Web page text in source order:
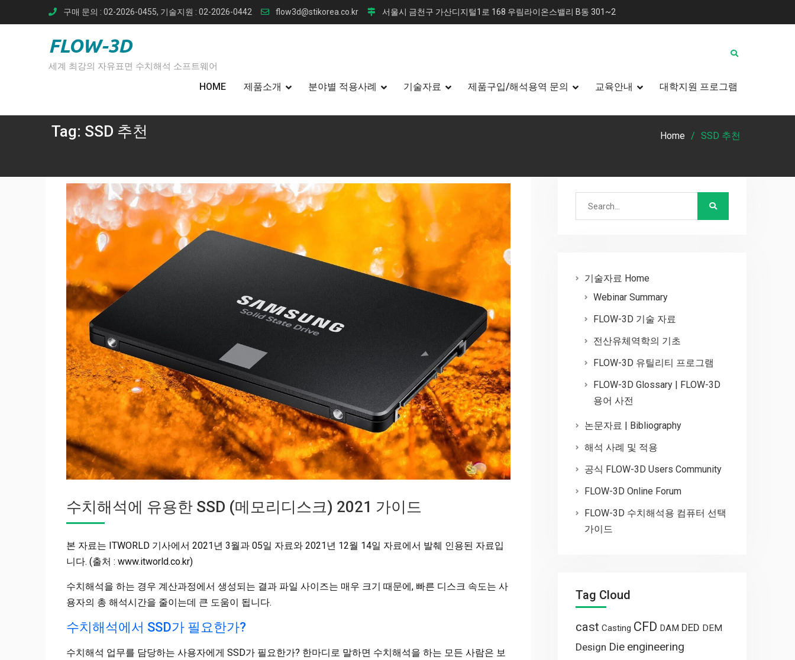
to
구매 문의 : 02-2026-0455, 기술지원 : 02-2026-0442 flow3d@stikorea.co.kr 서울시 금천구 가산디지털1로 168 우림라이온스밸리 B동 301~2
FLOW-3D
세계 최강의 자유표면 수치해석 소프트웨어
HOME 제품소개 분야별 적용사례 기술자료 제품구입/해석용역 문의 교육안내 대학지원 프로그램
Tag: SSD 추천 Home SSD 추천
수치해석에 유용한 SSD (메모리디스크) 2021 가이드
본 자료는 ITWORLD 기사에서 2021년 3월과 05일 자료와 2021년 12월 14일 자료에서 발췌 인용된 자료입
니다. (출처 : www.itworld.co.kr)
수치해석을 하는 경우 계산과정에서 생성되는 결과 파일 사이즈는 매우 크기 때문에, 빠른 디스크 속도는 사
용자의 총 해석시간을 줄이는데 큰 도움이 됩니다.
수치해석에서 SSD가 필요한가?
수치해석 업무를 담당하는 사용자에게 SSD가 필요한가? 한마디로 말하면 수치해석을 하는 모든 사람은 보
기술자료 Home
Webinar Summary
FLOW-3D 기술 자료
전산유체역학의 기초
FLOW-3D 유틸리티 프로그램
FLOW-3D Glossary | FLOW-3D
용어 사전
논문자료 | Bibliography
해석 사례 및 적용
공식 FLOW-3D Users Community
FLOW-3D Online Forum
FLOW-3D 수치해석용 컴퓨터 선택
가이드
Tag Cloud
cast Casting CFD DAM DED DEM
Design Die engineering